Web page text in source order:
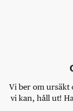
Vi ber om ursäkt
vi kan, håll ut!